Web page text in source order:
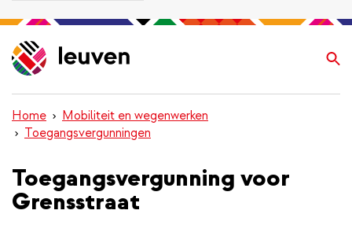
Overslaan
en
naar
inhoud
gaan
Home
Mobiliteit en wegenwerken
Toegangsvergunningen
Toegangsvergunning voor
Grensstraat